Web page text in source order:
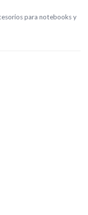
para notebooks y